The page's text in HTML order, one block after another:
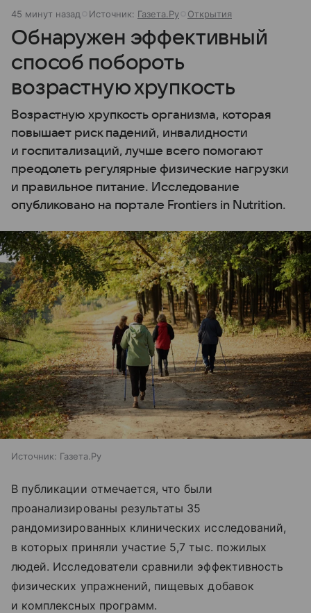
45 минут назад Источник: Газета.Ру Открытия
Обнаружен эффективный
способ побороть
возрастную хрупкость
Возрастную хрупкость организма, которая
повышает риск падений, инвалидности
и госпитализаций, лучше всего помогают
преодолеть регулярные физические нагрузки
и правильное питание. Исследование
опубликовано на портале Frontiers in Nutrition.
Источник: Газета.Ру
В публикации отмечается, что были
проанализированы результаты 35
рандомизированных клинических исследований,
в которых приняли участие 5,7 тыс. пожилых
людей. Исследователи сравнили эффективность
физических упражнений, пищевых добавок
и комплексных программ.